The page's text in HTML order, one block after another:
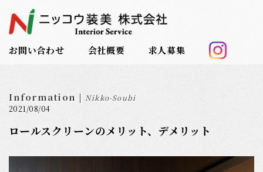
お問い合わせ 会社概要 求人募集
Information | Nikko-Soubi
2021/08/04
ロールスクリーンのメリット、デメリット